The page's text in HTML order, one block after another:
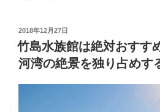
投
稿
日:
2018年12月27日
竹島水族館は絶対おすす
河湾の絶景を独り占めす